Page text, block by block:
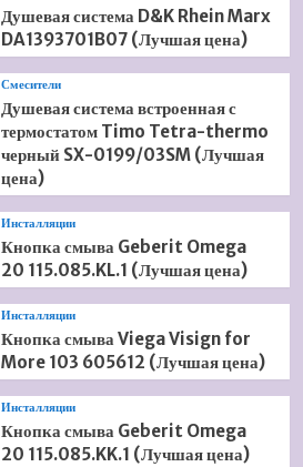
Душевая система D&K Rhein Marx
DA1393701B07 (Лучшая цена)
Смесители
Душевая система встроенная с
термостатом Timo Tetra-thermo
черный SX-0199/03SM (Лучшая
цена)
Инсталляции
Кнопка смыва Geberit Omega
20 115.085.KL.1 (Лучшая цена)
Инсталляции
Кнопка смыва Viega Visign for
More 103 605612 (Лучшая цена)
Инсталляции
Кнопка смыва Geberit Omega
20 115.085.KK.1 (Лучшая цена)